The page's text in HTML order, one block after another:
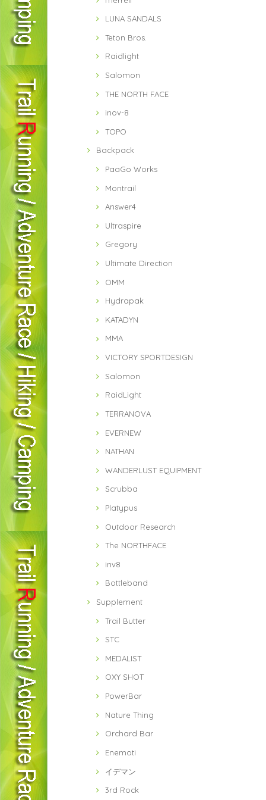
LUNA SANDALS
Teton Bros.
Raidlight
Salomon
THE NORTH FACE
inov-8
TOPO
Backpack
PaaGo Works
Montrail
Answer4
Ultraspire
Gregory
Ultimate Direction
OMM
Hydrapak
KATADYN
MMA
VICTORY SPORTDESIGN
Salomon
RaidLight
TERRANOVA
EVERNEW
NATHAN
WANDERLUST EQUIPMENT
Scrubba
Platypus
Outdoor Research
The NORTHFACE
inv8
Bottleband
Supplement
Trail Butter
STC
MEDALIST
OXY SHOT
PowerBar
Nature Thing
Orchard Bar
Enemoti
イデマン
3rd Rock